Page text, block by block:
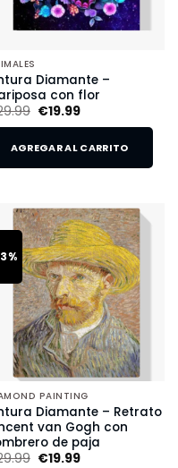
Diamante –
con flor
€19.99
AGREGAR AL CARRITO
PAINTING
Diamante – Retrato
van Gogh con
de paja
€19.99